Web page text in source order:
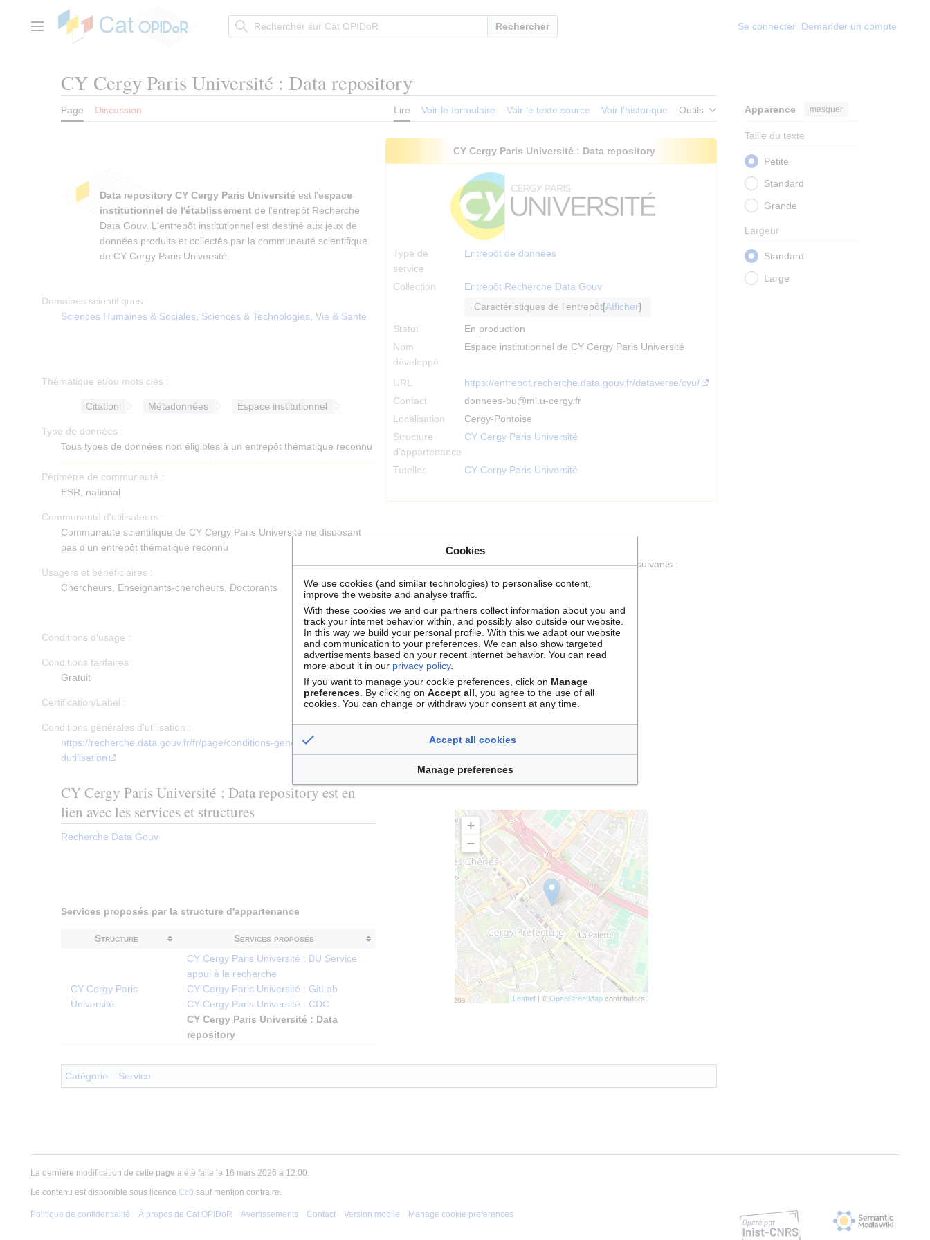
contenuMenu principal Rechercher Se connecter Demander un compte
CY Cergy Paris Université : Data repository
Page Discussion Lire Voir le formulaire Voir le texte source Voir l’historique Outils Apparence masquer
Taille du texte
Petite
Standard
Grande
Largeur
Standard
Large
CY Cergy Paris Université : Data repository
Type de
service
Entrepôt de données
Collection
Entrepôt Recherche Data Gouv
Afficher
Caractéristiques de l'entrepôt
Statut
En production
Nom
développé
Espace institutionnel de CY Cergy Paris Université
URL
https://entrepot.recherche.data.gouv.fr/dataverse/cyu/
Contact
donnees-bu@ml.u-cergy.fr
Localisation
Cergy-Pontoise
Structure
d'appartenance
CY Cergy Paris Université
Tutelles CY Cergy Paris Université
Cycle de vie des données
Ce service intervient au cours des stades du cycle de vie suivants :
Exposition
Réutilisation
+
−
Leaflet| ©OpenStreetMapcontributors
Data repository CY Cergy Paris Université est l'espace
institutionnel de l'établissement de l'entrepôt Recherche
Data Gouv. L'entrepôt institutionnel est destiné aux jeux de
données produits et collectés par la communauté scientifique
de CY Cergy Paris Université.
Domaines scientifiques :
Sciences Humaines & Sociales Sciences & Technologies Vie & Santé
Thématique et/ou mots clés :
Citation Métadonnées Espace institutionnel
Type de données :
Tous types de données non éligibles à un entrepôt thématique reconnu
Périmètre de communauté :
ESR , national
Communauté d'utilisateurs :
Communauté scientifique de CY Cergy Paris Université ne disposant
pas d'un entrepôt thématique reconnu
Usagers et bénéficiaires :
Chercheurs, Enseignants-chercheurs, Doctorants
Conditions d'usage :
Conditions tarifaires :
Gratuit
Certification/Label :
Conditions générales d'utilisation :
https://recherche.data.gouv.fr/fr/page/conditions-generales-
dutilisation
CY Cergy Paris Université : Data repository est en
lien avec les services et structures
Recherche Data Gouv
Services proposés par la structure d'appartenance
Structure Services proposés
CY Cergy Paris
Université
CY Cergy Paris Université : BU Service
appui à la recherche
CY Cergy Paris Université : GitLab
CY Cergy Paris Université : CDC
CY Cergy Paris Université : Data
repository
Catégorie : Service
La dernière modification de cette page a été faite le 16 mars 2026 à 12:00.
Le contenu est disponible sous licence Cc0 sauf mention contraire.
Politique de confidentialité À propos de Cat OPIDoR Avertissements Contact Version mobile Manage cookie preferences
Cookies
We use cookies (and similar technologies) to personalise content,
improve the website and analyse traffic.
With these cookies we and our partners collect information about you and
track your internet behavior within, and possibly also outside our website.
In this way we build your personal profile. With this we adapt our website
and communication to your preferences. We can also show targeted
advertisements based on your recent internet behavior. You can read
more about it in our privacy policy.
If you want to manage your cookie preferences, click on Manage
preferences . By clicking on Accept all , you agree to the use of all
cookies. You can change or withdraw your consent at any time.
Accept all cookies
Manage preferences